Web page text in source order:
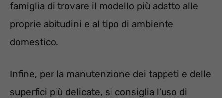
famiglia di trovare il modello più adatto alle
proprie abitudini e al tipo di ambiente
domestico.
Infine, per la manutenzione dei tappeti e delle
superfici più delicate, si consiglia l’uso di